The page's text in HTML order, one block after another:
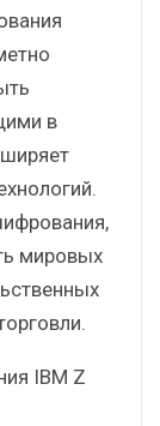
в
мировых
IBM Z